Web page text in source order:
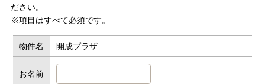
ださい。
※項目はすべて必須です。
物件名 開成プラザ
お名前